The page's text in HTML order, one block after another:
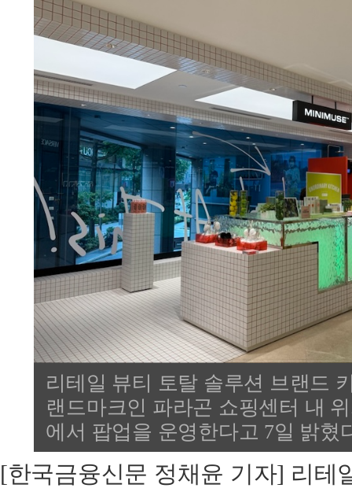
리테일 뷰티 토탈 솔루션 브랜드
랜드마크인 파라곤 쇼핑센터 내
에서 팝업을 운영한다고 7일 밝혔
[한국금융신문 정채윤 기자] 리테